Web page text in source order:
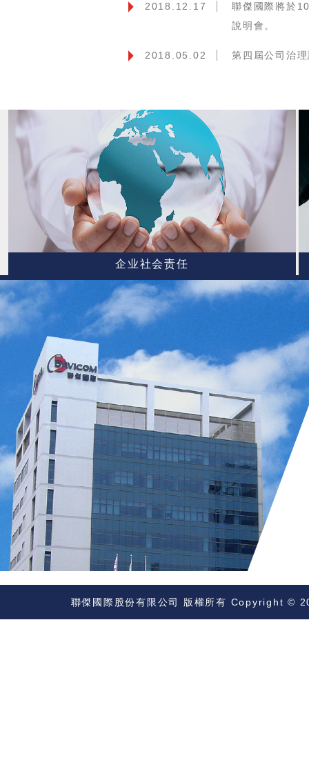
2018.12.17
聯傑國際將於
說明會。
2018.05.02 第四屆公司治
企业社会责任
聯傑國際股份有限公司 版權所有 Copyright